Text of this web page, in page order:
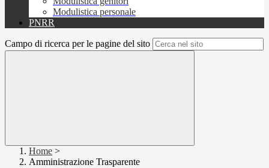
Modulistica personale
PNRR
Campo di ricerca per le pagine del sito
Home >
Amministrazione Trasparente